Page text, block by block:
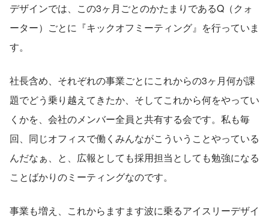
デザインでは、この3ヶ月ごとのかたまりであるQ（クォ
ーター）ごとに『キックオフミーティング』を行っていま
す。
社長含め、それぞれの事業ごとにこれからの3ヶ月何が課
題でどう乗り越えてきたか、そしてこれから何をやってい
くかを、会社のメンバー全員と共有する会です。私も毎
回、同じオフィスで働くみんながこういうことやっている
んだなぁ、と、広報としても採用担当としても勉強になる
ことばかりのミーティングなのです。
事業も増え、これからますます波に乗るアイスリーデザイ